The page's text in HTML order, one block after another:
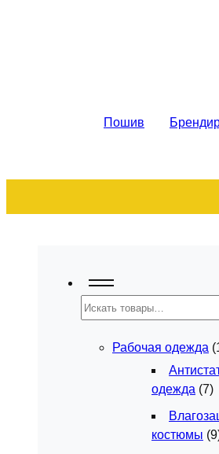
Пошив
Поиск
Рабочая одежда
одежда (7)
костюмы